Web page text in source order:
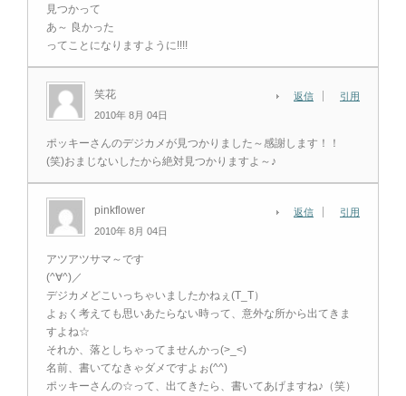
見つかって
あ～ 良かった
ってことになりますように!!!!
笑花
2010年 8月 04日
返信 引用
ポッキーさんのデジカメが見つかりました～感謝します！！
(笑)おまじないしたから絶対見つかりますよ～♪
pinkflower
2010年 8月 04日
返信 引用
アツアツサマ～です
(^∀^)／
デジカメどこいっちゃいましたかねぇ(T_T）
よぉく考えても思いあたらない時って、意外な所から出てきま
すよね☆
それか、落としちゃってませんかっ(>_<)
名前、書いてなきゃダメですよぉ(^^)
ポッキーさんの☆って、出てきたら、書いてあげますね♪（笑）